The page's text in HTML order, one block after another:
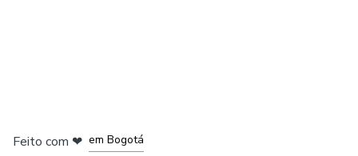
Feito com ❤ em Bogotá